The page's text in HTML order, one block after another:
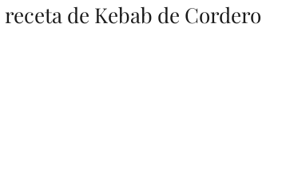
de Kebab de Cordero